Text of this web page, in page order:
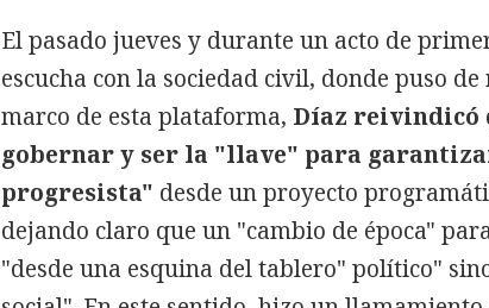
El pasado jueves y durante un acto de
escucha con la sociedad civil, donde puso
marco de esta plataforma, Díaz reivindicó
gobernar y ser la "llave" para
progresista" desde un proyecto
dejando claro que un "cambio de época"
"desde una esquina del tablero" político"